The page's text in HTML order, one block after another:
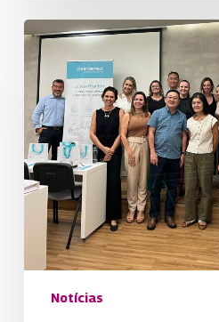
Uniodonto
Londrina
Realiza
Palestra
Sobre
Parceria
Exclusiva
com
Straumann/ClearCorrect
Notícias